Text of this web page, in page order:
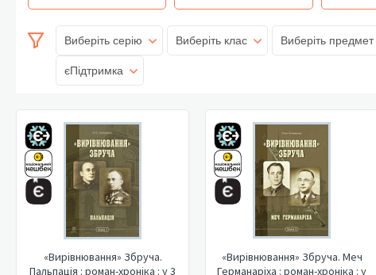
Виберіть серію Виберіть клас Виберіть предмет
єПідтримка
«Вирівнювання» Збруча.
Пальпація : роман-хроніка : у 3
«Вирівнювання» Збруча. Меч
Германаріха : роман-хроніка : у